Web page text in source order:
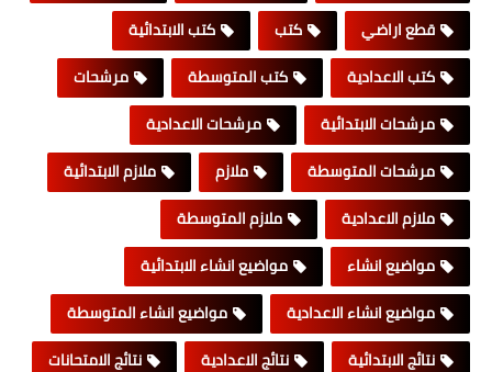
قطع اراضي
كتب
كتب الابتدائية
كتب الاعدادية
كتب المتوسطة
مرشحات
مرشحات الابتدائية
مرشحات الاعدادية
مرشحات المتوسطة
ملازم
ملازم الابتدائية
ملازم الاعدادية
ملازم المتوسطة
مواضيع انشاء
مواضيع انشاء الابتدائية
مواضيع انشاء الاعدادية
مواضيع انشاء المتوسطة
نتائج الابتدائية
نتائج الاعدادية
نتائج الامتحانات